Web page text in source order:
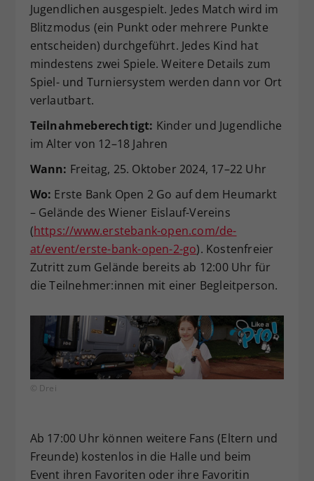
Jugendlichen ausgespielt. Jedes Match wird im
Blitzmodus (ein Punkt oder mehrere Punkte
entscheiden) durchgeführt. Jedes Kind hat
mindestens zwei Spiele. Weitere Details zum
Spiel- und Turniersystem werden dann vor Ort
verlautbart.
Teilnahmeberechtigt: Kinder und Jugendliche
im Alter von 12–18 Jahren
Wann: Freitag, 25. Oktober 2024, 17–22 Uhr
Wo: Erste Bank Open 2 Go auf dem Heumarkt
– Gelände des Wiener Eislauf-Vereins
(https://www.erstebank-open.com/de-
at/event/erste-bank-open-2-go). Kostenfreier
Zutritt zum Gelände bereits ab 12:00 Uhr für
die Teilnehmer:innen mit einer Begleitperson.
© Drei
Ab 17:00 Uhr können weitere Fans (Eltern und
Freunde) kostenlos in die Halle und beim
Event ihren Favoriten oder ihre Favoritin
Zweck
Dieser Wert speichert Ihre Consent-
Einstellungen. Unter anderem eine
zufällig generierte ID, für die
historische Speicherung Ihrer
vorgenommen Einstellungen, falls der